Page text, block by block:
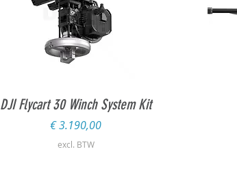
Snel overzicht
DJI Flycart 30 Winch System Kit
Prijs
€ 3.190,00
excl. BTW